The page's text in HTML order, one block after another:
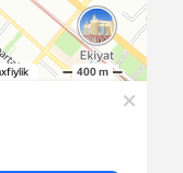
уточнению
данных
требуют
данных,